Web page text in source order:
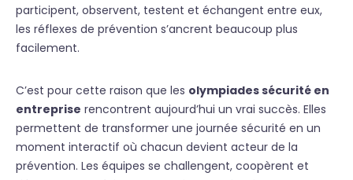
participent, observent, testent et échangent entre eux,
les réflexes de prévention s’ancrent beaucoup plus
facilement.
C’est pour cette raison que les olympiades sécurité en
entreprise rencontrent aujourd’hui un vrai succès. Elles
permettent de transformer une journée sécurité en un
moment interactif où chacun devient acteur de la
prévention. Les équipes se challengent, coopèrent et